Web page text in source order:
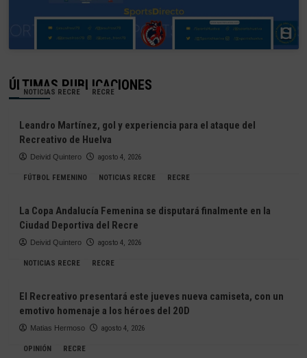
ÚLTIMAS PUBLICACIONES
NOTICIAS RECRE RECRE
Leandro Martínez, gol y experiencia para el ataque del
Recreativo de Huelva
Deivid Quintero agosto 4, 2026
FÚTBOL FEMENINO NOTICIAS RECRE RECRE
La Copa Andalucía Femenina se disputará finalmente en la
Ciudad Deportiva del Recre
Deivid Quintero agosto 4, 2026
NOTICIAS RECRE RECRE
El Recreativo presentará este jueves nueva camiseta, con un
emotivo homenaje a los héroes del 20D
Matias Hermoso agosto 4, 2026
OPINIÓN RECRE